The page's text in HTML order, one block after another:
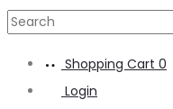
Search
Shopping Cart 0
Login